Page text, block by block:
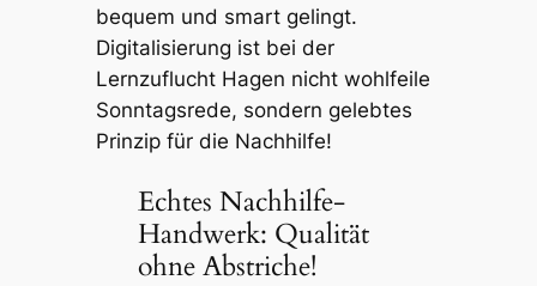
bequem und smart gelingt.
Digitalisierung ist bei der
Lernzuflucht Hagen nicht wohlfeile
Sonntagsrede, sondern gelebtes
Prinzip für die Nachhilfe!
Echtes Nachhilfe-
Handwerk: Qualität
ohne Abstriche!